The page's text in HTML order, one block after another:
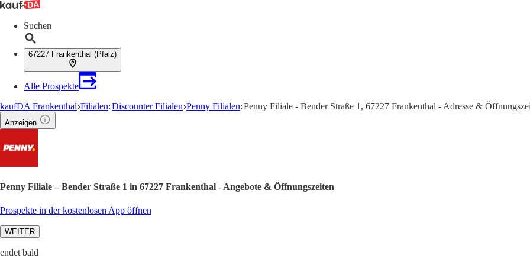
Suchen
67227 Frankenthal (Pfalz)
Alle Prospekte
kaufDA Frankenthal Filialen Discounter Filialen Penny Filialen Penny Filiale - Bender Straße 1, 67227 Frankenthal - Adresse &
Anzeigen
Penny Filiale – Bender Straße 1 in 67227 Frankenthal - Angebote & Öffnungszeiten
Prospekte in der kostenlosen App öffnen
WEITER
endet bald